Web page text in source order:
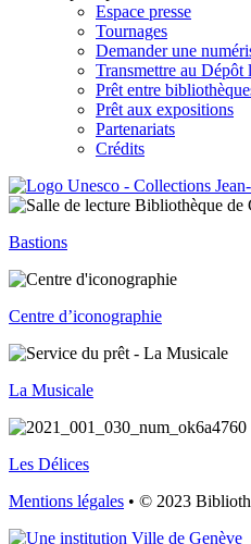
Espace presse
Tournages
Demander une
Transmettre au Dépôt
Prêt entre
Prêt aux expositions
Partenariats
Crédits
Bastions
Centre d’iconographie
La Musicale
Les Délices
Mentions légales • © 2023